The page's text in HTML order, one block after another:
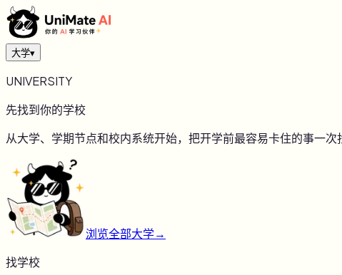
大学▾
UNIVERSITY
先找到你的学校
从大学、学期节点和校内系统开始，把开学前最容易卡住的事一次
浏览全部大学→
找学校